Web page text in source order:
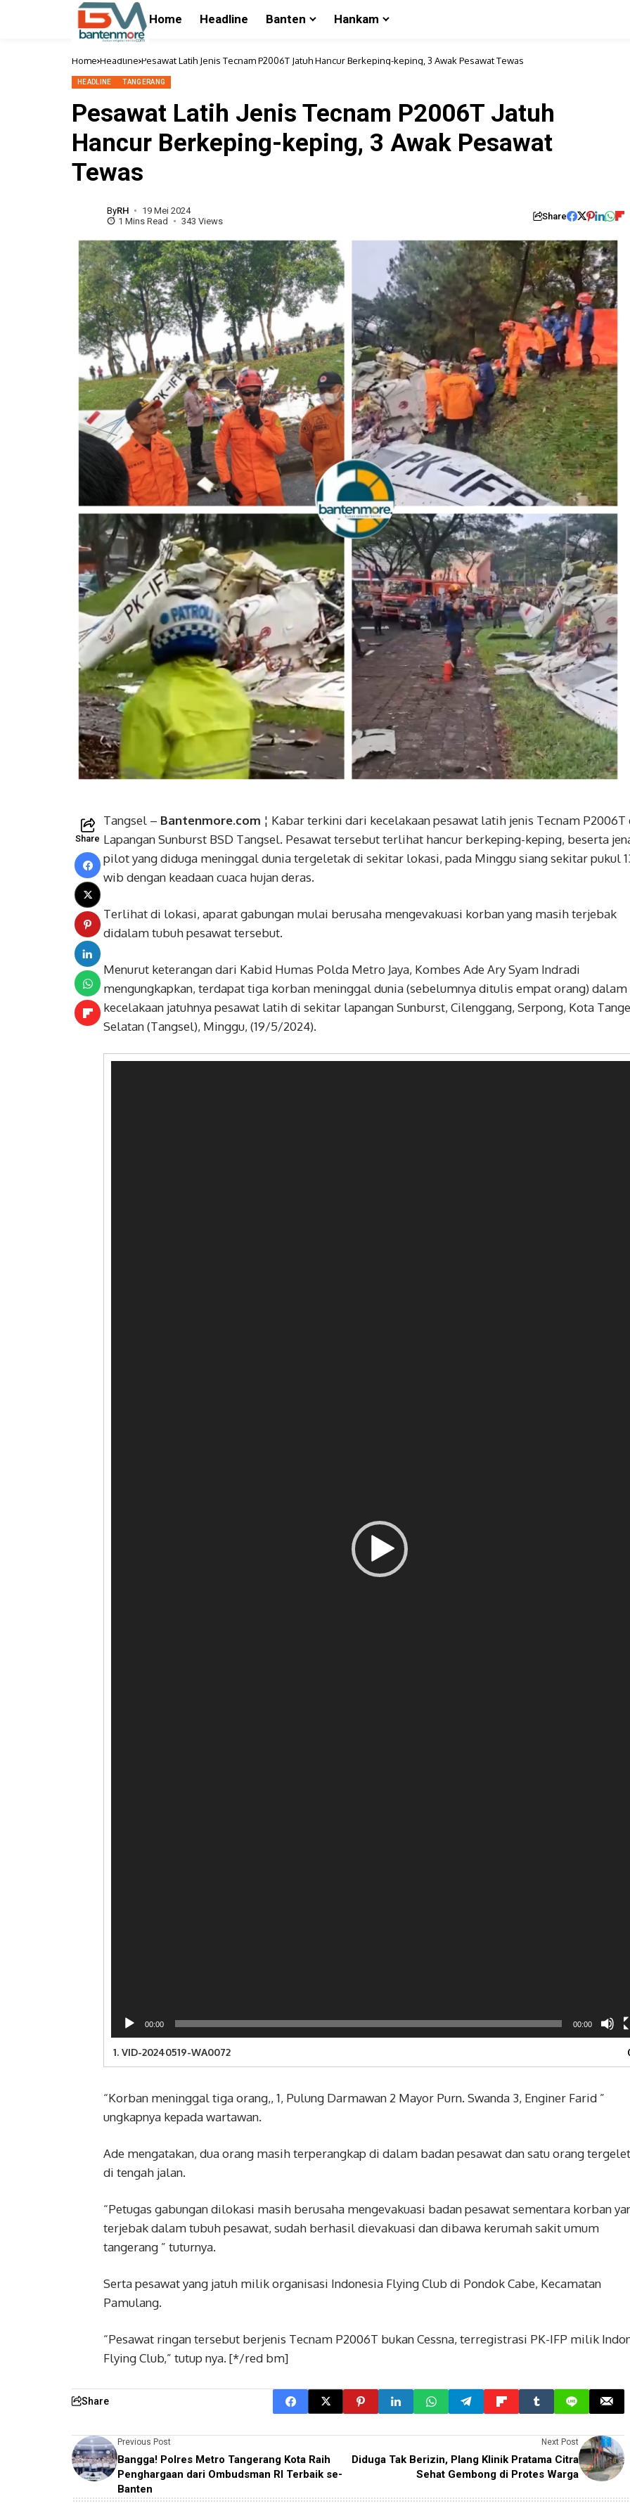
Home Headline Banten Hankam
Home Headline Pesawat Latih Jenis Tecnam P2006T Jatuh Hancur Berkeping-keping, 3 Awak Pesawat Tewas
HEADLINE TANGERANG
Pesawat Latih Jenis Tecnam P2006T Jatuh
Hancur Berkeping-keping, 3 Awak Pesawat
Tewas
ByRH
19 Mei 2024
1 Mins Read
343 Views Share
Share
Tangsel – Bantenmore.com ¦ Kabar terkini dari kecelakaan pesawat latih jenis Tecnam P2006T
Lapangan Sunburst BSD Tangsel. Pesawat tersebut terlihat hancur berkeping-keping, beserta
pilot yang diduga meninggal dunia tergeletak di sekitar lokasi, pada Minggu siang sekitar pukul
wib dengan keadaan cuaca hujan deras.
Terlihat di lokasi, aparat gabungan mulai berusaha mengevakuasi korban yang masih terjebak
didalam tubuh pesawat tersebut.
Menurut keterangan dari Kabid Humas Polda Metro Jaya, Kombes Ade Ary Syam Indradi
mengungkapkan, terdapat tiga korban meninggal dunia (sebelumnya ditulis empat orang) dalam
kecelakaan jatuhnya pesawat latih di sekitar lapangan Sunburst, Cilenggang, Serpong, Kota
Selatan (Tangsel), Minggu, (19/5/2024).
00:00 00:00
1. VID-20240519-WA0072
“Korban meninggal tiga orang,, 1, Pulung Darmawan 2 Mayor Purn. Swanda 3, Enginer Farid ”
ungkapnya kepada wartawan.
Ade mengatakan, dua orang masih terperangkap di dalam badan pesawat dan satu orang
di tengah jalan.
“Petugas gabungan dilokasi masih berusaha mengevakuasi badan pesawat sementara korban
terjebak dalam tubuh pesawat, sudah berhasil dievakuasi dan dibawa kerumah sakit umum
tangerang ” tuturnya.
Serta pesawat yang jatuh milik organisasi Indonesia Flying Club di Pondok Cabe, Kecamatan
Pamulang.
“Pesawat ringan tersebut berjenis Tecnam P2006T bukan Cessna, terregistrasi PK-IFP milik
Flying Club,” tutup nya. [*/red bm]
Share
Previous Post
Bangga! Polres Metro Tangerang Kota Raih
Penghargaan dari Ombudsman RI Terbaik se-
Banten
Next Post
Diduga Tak Berizin, Plang Klinik Pratama Citra
Sehat Gembong di Protes Warga